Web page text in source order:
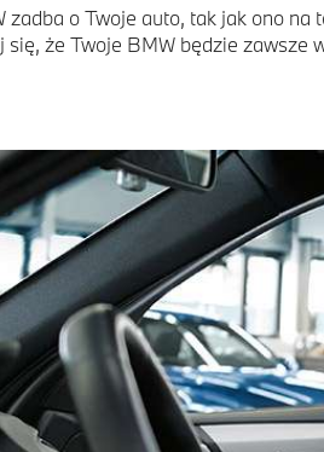
o Twoje auto, tak jak ono na
że Twoje BMW będzie zawsze